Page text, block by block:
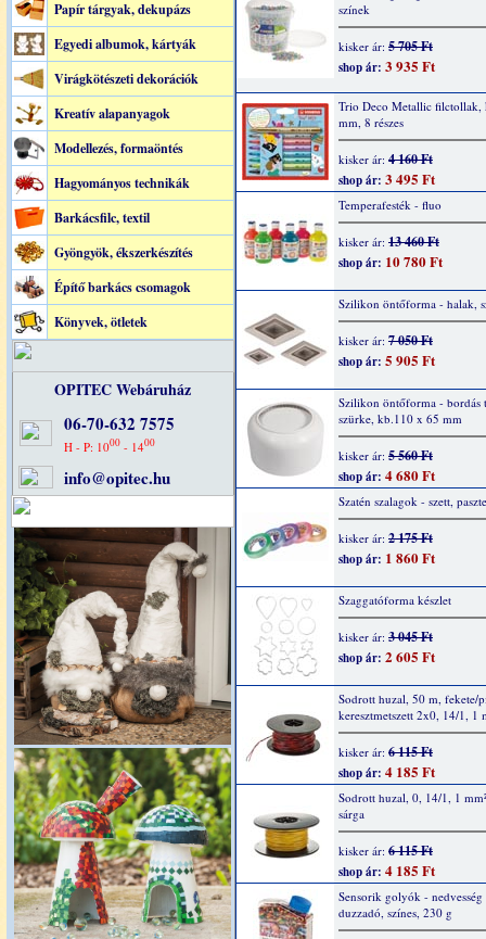
Papír tárgyak, dekupázs
Egyedi albumok, kártyák
Virágkötészeti dekorációk
Kreatív alapanyagok
Modellezés, formaöntés
Hagyományos technikák
Barkácsfilc, textil
Gyöngyök, ékszerkészítés
Építő barkács csomagok
Könyvek, ötletek
OPITEC Webáruház
06-70-632 7575
H - P: 1000- 1400
info@opitec.hu
színek
kisker ár: 5 705 Ft
shop ár: 3 935 Ft
Trio Deco Metallic filctollak,
mm, 8 részes
kisker ár: 4 160 Ft
shop ár: 3 495 Ft
Temperafesték - fluo
kisker ár: 13 460 Ft
shop ár: 10 780 Ft
Szilikon öntőforma - halak,
kisker ár: 7 050 Ft
shop ár: 5 905 Ft
Szilikon öntőforma - bordás
szürke, kb.110 x 65 mm
kisker ár: 5 560 Ft
shop ár: 4 680 Ft
Szatén szalagok - szett,
kisker ár: 2 175 Ft
shop ár: 1 860 Ft
Szaggatóforma készlet
kisker ár: 3 045 Ft
shop ár: 2 605 Ft
Sodrott huzal, 50 m, fekete/
keresztmetszett 2x0, 14/1, 1
kisker ár: 6 115 Ft
shop ár: 4 185 Ft
Sodrott huzal, 0, 14/1, 1
sárga
kisker ár: 6 115 Ft
shop ár: 4 185 Ft
Sensorik golyók - nedvesség
duzzadó, színes, 230 g